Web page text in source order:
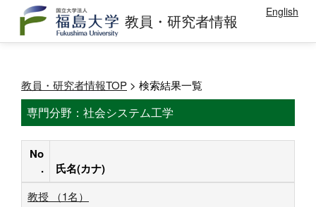
教員・研究者情報 English
教員・研究者情報TOP > 検索結果一覧
専門分野：社会システム工学
No
.
氏名(カナ)
教授 （1名）